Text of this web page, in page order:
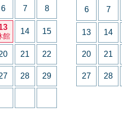
6 7 8
館
14 15
21 22
28 29
6 7
13 14
20 21
27 28